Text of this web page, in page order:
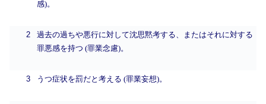
感)。
2
過去の過ちや悪行に対して沈思黙考する、またはそれに対する
罪悪感を持つ (罪業念慮)。
3 うつ症状を罰だと考える (罪業妄想)。